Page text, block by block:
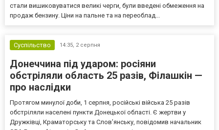
стали вишиковуватися великі черги, були введені обмеження на
продаж бензину. Ціни на пальне та на переоблад...
Суспільство 14:35, 2 серпня
Донеччина під ударом: росіяни
обстріляли область 25 разів, Філашкін —
про наслідки
Протягом минулої доби, 1 серпня, російські війська 25 разів
обстріляли населені пункти Донецької області. Є жертви у
Дружківці, Краматорську та Слов’янську, повідомив начальник